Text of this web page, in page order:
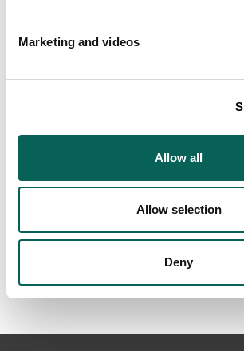
Marketing and videos
Allow all
Allow selection
Deny
Stilleben med blomstervas och